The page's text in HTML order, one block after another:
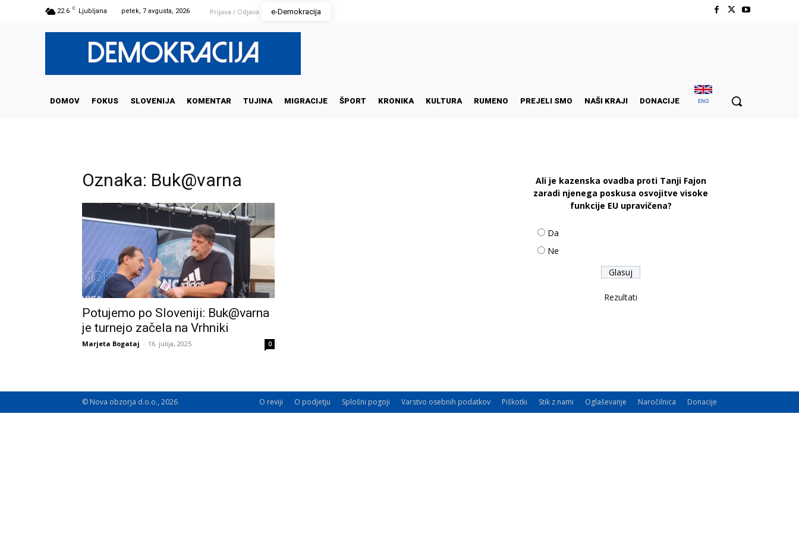
22.6 C Ljubljana petek, 7 avgusta, 2026 Prijava / Odjava e-Demokracija
DOMOV FOKUS SLOVENIJA KOMENTAR TUJINA MIGRACIJE ŠPORT KRONIKA KULTURA RUMENO PREJELI SMO NAŠI KRAJI DONACIJE ENG
Oznaka: Buk@varna
Potujemo po Sloveniji: Buk@varna
je turnejo začela na Vrhniki
Marjeta Bogataj - 16. julija, 2025 0
Ali je kazenska ovadba proti Tanji Fajon
zaradi njenega poskusa osvojitve visoke
funkcije EU upravičena?
Da
Ne
Rezultati
O reviji O podjetju Splošni pogoji Varstvo osebnih podatkov Piškotki Stik z nami Oglaševanje Naročilnica Donacije
© Nova obzorja d.o.o., 2026